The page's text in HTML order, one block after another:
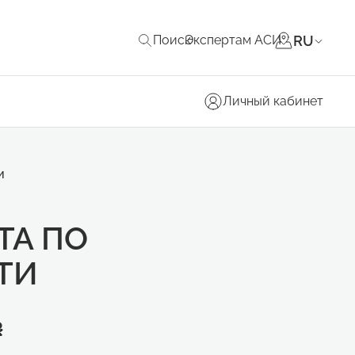
ПоискЭкспертам АСИ RU
Личный кабинет
ПО